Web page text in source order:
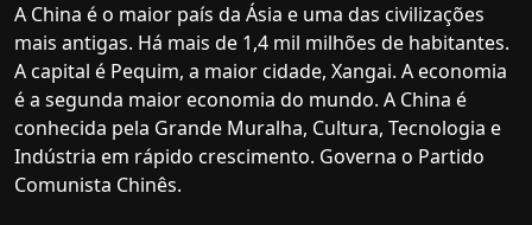
A China é o maior país da Ásia e uma das civilizações
mais antigas. Há mais de 1,4 mil milhões de habitantes.
A capital é Pequim, a maior cidade, Xangai. A economia
é a segunda maior economia do mundo. A China é
conhecida pela Grande Muralha, Cultura, Tecnologia e
Indústria em rápido crescimento. Governa o Partido
Comunista Chinês.